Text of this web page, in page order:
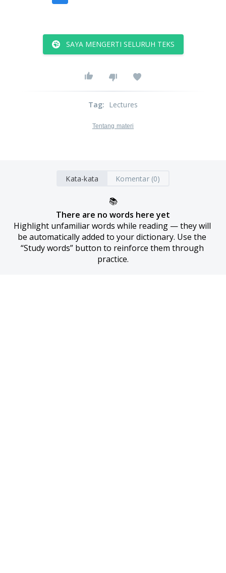
SAYA MENGERTI SELURUH TEKS
Tag: Lectures
Tentang materi
Kata-kata Komentar (0)
📚
There are no words here yet
Highlight unfamiliar words while reading — they will
be automatically added to your dictionary. Use the
“Study words” button to reinforce them through
practice.